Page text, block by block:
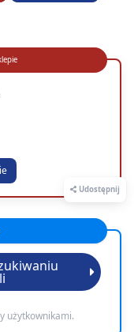
Udostępnij
użytkownikami.